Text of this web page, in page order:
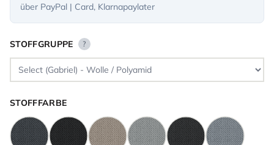
über PayPal | Card, Klarnapaylater
STOFFGRUPPE ?
STOFFFARBE